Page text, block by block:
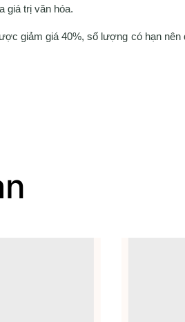
giá trị văn hóa.
giảm giá 40%, số lượng có hạn